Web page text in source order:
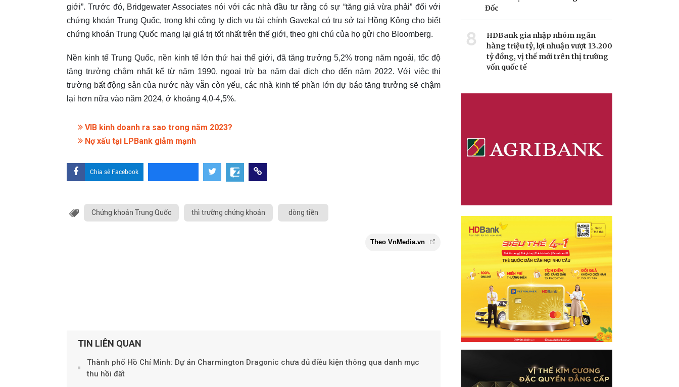
giới”. Trước đó, Bridgewater Associates nói với các nhà đầu tư rằng có sự “tăng giá vừa phải” đối với
chứng khoán Trung Quốc, trong khi công ty dịch vụ tài chính Gavekal có trụ sở tại Hồng Kông cho biết
chứng khoán Trung Quốc mang lại giá trị tốt nhất trên thế giới, theo ghi chú của họ gửi cho Bloomberg.
Nền kinh tế Trung Quốc, nền kinh tế lớn thứ hai thế giới, đã tăng trưởng 5,2% trong năm ngoái, tốc độ
tăng trưởng chậm nhất kể từ năm 1990, ngoại trừ ba năm đại dịch cho đến năm 2022. Với việc thị
trường bất động sản của nước này vẫn còn yếu, các nhà kinh tế phần lớn dự báo tăng trưởng sẽ chậm
lại hơn nữa vào năm 2024, ở khoảng 4,0-4,5%.
VIB kinh doanh ra sao trong năm 2023?
Nợ xấu tại LPBank giảm mạnh
Chia sẻ Facebook
Chứng khoán Trung Quốc thì trường chứng khoán dòng tiền
Theo VnMedia.vn
TIN LIÊN QUAN
Thành phố Hồ Chí Minh: Dự án Charmington Dragonic chưa đủ điều kiện thông qua danh mục
thu hồi đất
Đốc
8
HDBank gia nhập nhóm ngân
hàng triệu tỷ, lợi nhuận vượt 13.200
tỷ đồng, vị thế mới trên thị trường
vốn quốc tế